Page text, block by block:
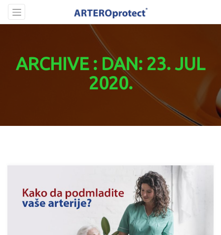
Skip
ARCHIVE : DAN: 23. JUL
2020.